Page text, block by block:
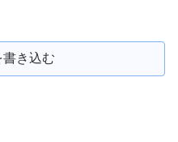
書き込む